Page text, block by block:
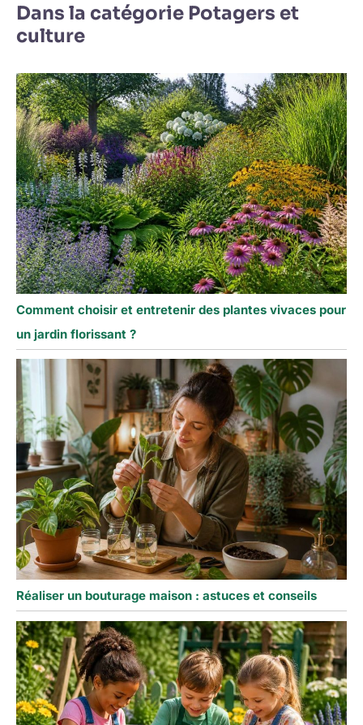
Dans la catégorie Potagers et
culture
Comment choisir et entretenir des plantes vivaces pour
un jardin florissant ?
Réaliser un bouturage maison : astuces et conseils